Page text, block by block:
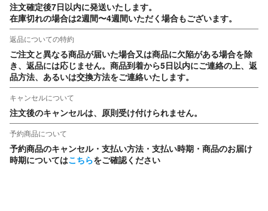
注文確定後7日以内に発送いたします。
在庫切れの場合は2週間〜4週間いただく場合もございます。
返品についての特約
ご注文と異なる商品が届いた場合又は商品に欠陥がある場合を除
き、返品には応じません。商品到着から5日以内にご連絡の上、返
品方法、あるいは交換方法をご連絡いたします。
キャンセルについて
注文後のキャンセルは、原則受け付けられません。
予約商品について
予約商品のキャンセル・支払い方法・支払い時期・商品のお届け
時期についてはこちらをご確認ください